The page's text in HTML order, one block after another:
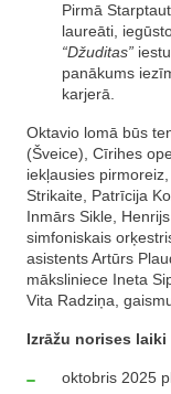
Pirmā
laureāti,
“Džuditas”
panākums
karjerā.
Oktavio lomā būs
(Šveice), Cīrihes
iekļausies
Strikaite, Patrīcija
Inmārs Sikle,
simfoniskais
asistents Artūrs
māksliniece Ineta
Vita Radziņa,
Izrāžu norises laiki
oktobris 2025